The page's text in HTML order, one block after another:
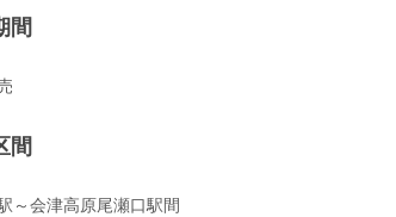
間
間
～会津高原尾瀬口駅間